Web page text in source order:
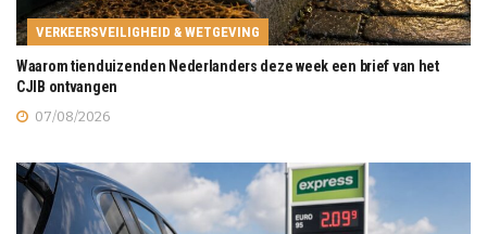
VERKEERSVEILIGHEID & WETGEVING
Waarom tienduizenden Nederlanders deze week een brief van het
CJIB ontvangen
07/08/2026